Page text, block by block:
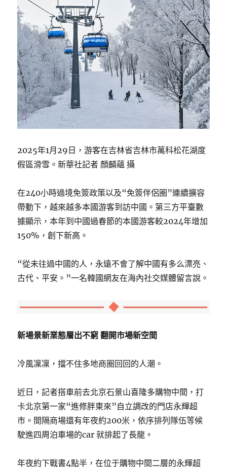
2025年1月29日，游客在吉林省吉林市萬科松花湖度
假區滑雪。新華社記者 顏麟蘊 攝
在240小時過境免簽政策以及“免簽伴侶圈”連續擴容
帶動下，越來越多本國游客到訪中國。第三方平臺數
據顯示，本年到中國過春節的本國游客較2024年增加
150%，創下新高。
“從未往過中國的人，永遠不會了解中國有多么漂亮、
古代、平安。”一名韓國網友在海內社交媒體留言說。
新場景新業態層出不窮 翻開市場新空間
冷風凜凜，擋不住多地商圈回回的人潮。
近日，記者搭車前去北京石景山喜隆多購物中間，打
卡北京第一家“進修胖東來”自立調改的門店永輝超
市。間隔商場還有年夜約200米，依序排列隊伍等候
駛進四周泊車場的car 就排起了長龍。
年夜約下戰書4點半，在位于購物中間二層的永輝超